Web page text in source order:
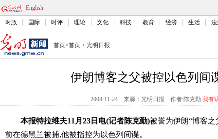
English
时政 国际 时评 理论 文化 科技 教育 经济 生活
首页>首页 > 光明日报
伊朗博客之父被控以色列间
2008-11-24 来源：光明日报 作者:陈克勤 我有
本报特拉维夫11月23日电(记者陈克勤)被誉为伊朗“博客
前在德黑兰被捕,他被指控为以色列间谍。